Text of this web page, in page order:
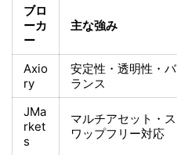
ブロ
ーカ
ー
主な強み
Axio
ry
安定性・透明性・バ
ランス
JMa
rket
s
マルチアセット・ス
ワップフリー対応